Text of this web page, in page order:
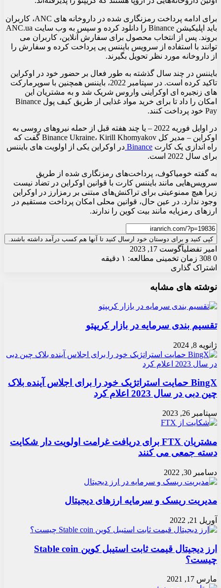
برای ادامه پرداخت رمزنگاری شده در داروخانه های ANC، کاربران
باید اپلیکیشن Binance را دانلود کرده و سپس به وب سایت ANC.ua
بروند. پس از انتخاب محصول برای سفارش آنلاین، کاربران می
توانند با استفاده از سرویس بایننس پی پرداخت کرده و سفارش را
از داروخانه مورد نظر تحویل بگیرند.
بایننس در چند سال گذشته به طور فعال بر حضور خود در اوکراین
تاکید کرده است. در سپتامبر 2022، بایننس همچنین با سوپرمارکت
های زنجیره ای اوکراینی واروس شریک شد و به مشتریان این
امکان را داد تا برای خرید مواد غذایی از طریق کیف پول Binance
Pay خود پرداخت کنند.
در اوایل فوریه 2022 – یا چند هفته قبل از حمله نیروهای روسی به
اوکراین – مدیر کل Binance Ukraine، Kirill Khomyakov گفت که
راه اندازی یک کارت Binance در اوکراین یکی از اولویت های بایننس
برای سال 2022 است.
به گفته خومیاکوف، پرداخت‌های رمزنگاری شده از طریق
سرویس‌هایی مانند بایننس کارت با قوانین اوکراین در تضاد نیست
زیرا هیچ ممنوعیتی برای تراکنش‌های مبتنی بر رمزارز در اوکراین
وجود ندارد. در عین حال، قوانین محلی امکان پرداخت مستقیم در
ارزهای رمزپایه مانند بیت کوین را ندارند.
کپی کنید و برای دوستان خود ارسال کنید تا آنها هم کسب درآمد داشته باشند.
امیر تفضلیآگوست 17, 2023
0
زمان تخمینی مطالعه: ۱ دقیقه
اشتراک گذاری
بوک
آپ
ایمیل
نوشته های مشابه
تقسیم بندی سرمایه در بازار کریپتو
ژانویه 8, 2024
BingX حمایت استراتژیک خود را برای اجلاس آینده بلاک
چین دبی در سال 2023 اعلام کرد
سپتامبر 26, 2023
مشتریان FTX برای دریافت غرامت اولویت دار شکایت
دسته جمعی می کنند
دسامبر 30, 2022
مدیریت ریسک و سرمایه ارزهای دیجیتال
آوریل 21, 2022
ارز دیجیتال قیمت ثابت استیبل کوین Stable coin
چیست؟
مارس 17, 2021